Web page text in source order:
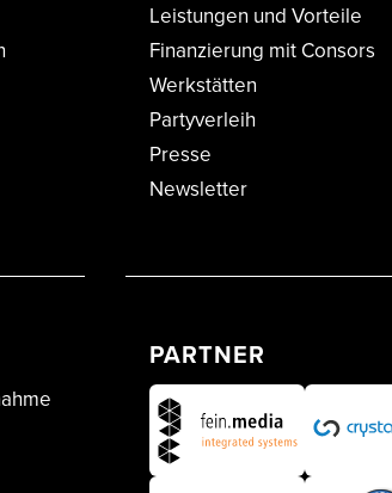
Leistungen und Vorteile
Finanzierung mit Consors
Werkstätten
Partyverleih
Presse
Newsletter
PARTNER